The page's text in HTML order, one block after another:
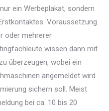
ein Werbeplakat, sondern
Voraussetzung
oder mehrerer
wissen dann mit
überzeugen, wobei ein
angemeldet wird
sichern soll. Meist
bei ca. 10 bis 20